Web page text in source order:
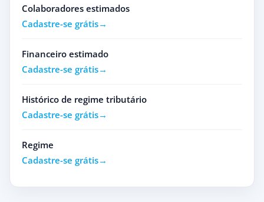
Colaboradores estimados
Cadastre-se grátis
Financeiro estimado
Cadastre-se grátis
Histórico de regime tributário
Cadastre-se grátis
Regime
Cadastre-se grátis